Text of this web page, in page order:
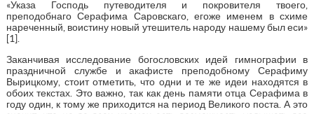
«Указа Господь путеводителя и покровителя твоего,
преподобнаго Серафима Саровскаго, егоже именем в схиме
нареченный, воистину новый утешитель народу нашему был еси»
[1].
Заканчивая исследование богословских идей гимнографии в
праздничной службе и акафисте преподобному Серафиму
Вырицкому, стоит отметить, что одни и те же идеи находятся в
обоих текстах. Это важно, так как день памяти отца Серафима в
году один, к тому же приходится на период Великого поста. А это